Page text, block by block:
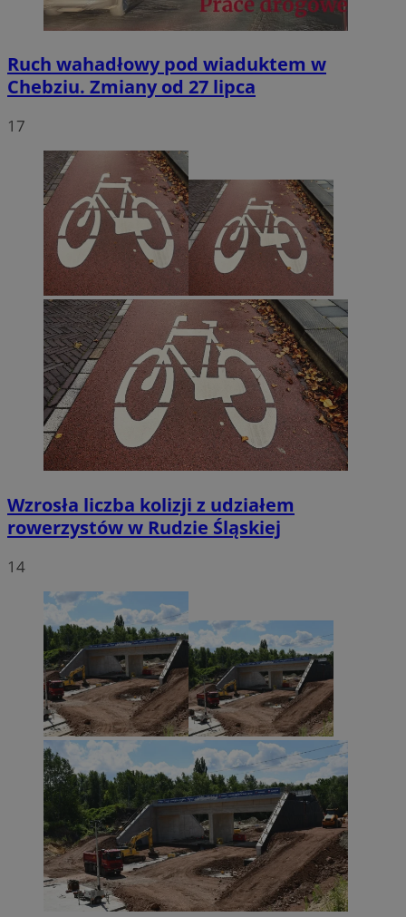
Ruch wahadłowy pod wiaduktem w
Chebziu. Zmiany od 27 lipca
17
Wzrosła liczba kolizji z udziałem
rowerzystów w Rudzie Śląskiej
14